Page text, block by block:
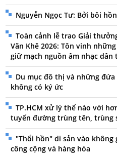
Nguyễn Ngọc Tư: Bởi bôi
Toàn cảnh lễ trao Giải
Văn Khê 2026: Tôn vinh
giữ mạch nguồn âm nhạc dân
Du mục đô thị và những
không có ký ức
TP.HCM xử lý thế nào với
tuyến đường trùng tên, trùng
"Thổi hồn" di sản vào không
công cộng và hàng hóa